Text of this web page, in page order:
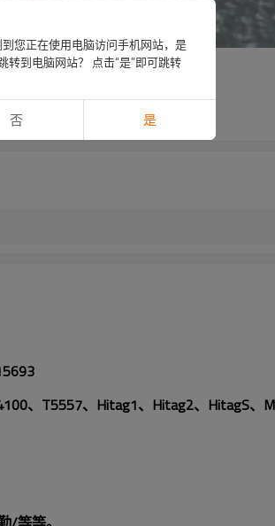
标识
、T5557、Hitag1、Hitag2、HitagS、
您正在使用电脑访问手机网站，是
转到电脑网站？ 点击“是”即可跳转
否 是